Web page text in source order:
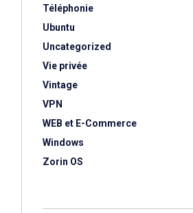
Téléphonie
Ubuntu
Uncategorized
Vie privée
Vintage
VPN
WEB et E-Commerce
Windows
Zorin OS